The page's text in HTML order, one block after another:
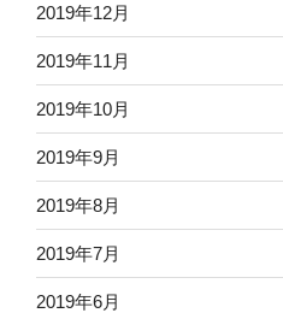
2019年12月
2019年11月
2019年10月
2019年9月
2019年8月
2019年7月
2019年6月